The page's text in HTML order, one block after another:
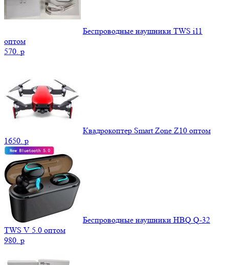
Беспроводные наушники TWS i11
оптом
570. p
Квадрокоптер Smart Zone Z10 оптом
1650. p
Беспроводные наушники HBQ Q-32
TWS V 5.0 оптом
980. p